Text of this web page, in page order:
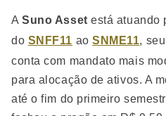
ASuno Assetestá atuando
do SNFF11 aoSNME11,
conta com mandato mais
para alocação de ativos. A
até o fim do primeiro